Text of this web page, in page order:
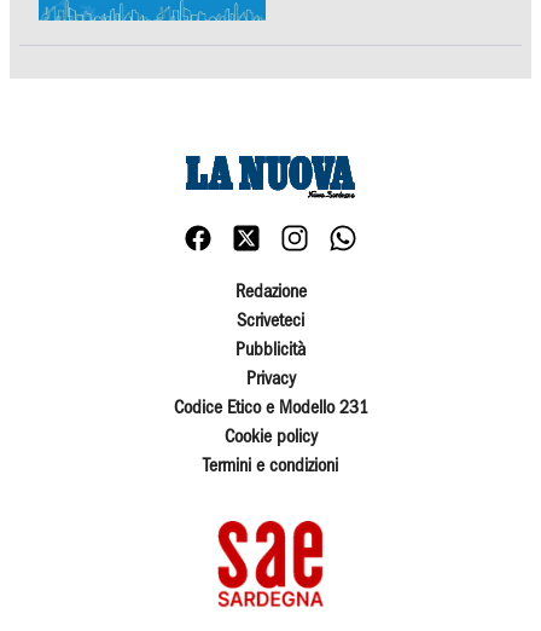
Redazione
Scriveteci
Pubblicità
Privacy
Codice Etico e Modello 231
Cookie policy
Termini e condizioni